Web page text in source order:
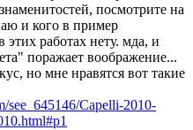
посмотрите на
и кого в пример
работах нету. мда, и
поражает воображение...
но мне нравятся вот такие
see_645146/Capelli-2010-